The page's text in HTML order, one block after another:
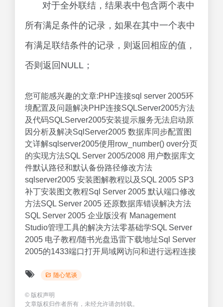
对于全外联结，结果表中包含两个表中
所有满足条件的记录，如果在其中一个表中
有满足联结条件的记录，则返回相应的值，
否则返回NULL；
您可能感兴趣的文章:PHP连接sql server 2005环
境配置及问题解决PHP连接SQLServer2005方法
及代码SQLServer2005安装提示服务无法启动原
因分析及解决SqlServer2005 数据库同步配置图
文详解sqlserver2005使用row_number() over分页
的实现方法SQL Server 2005/2008 用户数据库文
件默认路径和默认备份路径修改方法
sqlserver2005 安装图解教程以及SQL 2005 SP3
补丁安装图文教程Sql Server 2005 默认端口修改
方法SQL Server 2005 还原数据库错误解决方法
SQL Server 2005 企业版没有 Management
Studio管理工具的解决方法零基础学SQL Server
2005 电子教程/随书光盘迅雷下载地址Sql Server
2005的1433端口打开局域网访问和进行远程连接
随心笔谈
© 版权声明
文章版权归作者所有，未经允许请勿转载。